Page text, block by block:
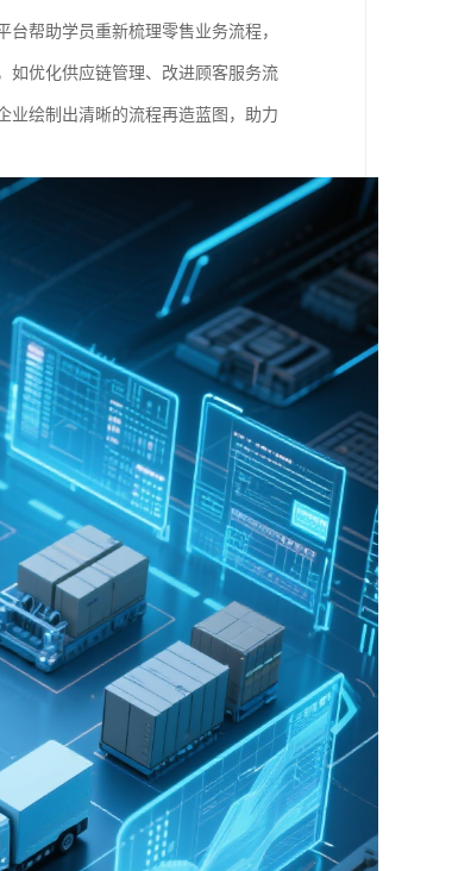
帮助学员重新梳理零售业务流程，
如优化供应链管理、改进顾客服务流
业绘制出清晰的流程再造蓝图，助力